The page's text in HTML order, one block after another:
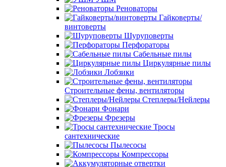
Реноваторы
Гайковерты/
винтоверты
Шуруповерты
Перфораторы
Сабельные пилы
Циркулярные пилы
Лобзики
Строительные фены, вентиляторы
Степлеры/Нейлеры
Фонари
Фрезеры
Тросы
сантехнические
Пылесосы
Компрессоры